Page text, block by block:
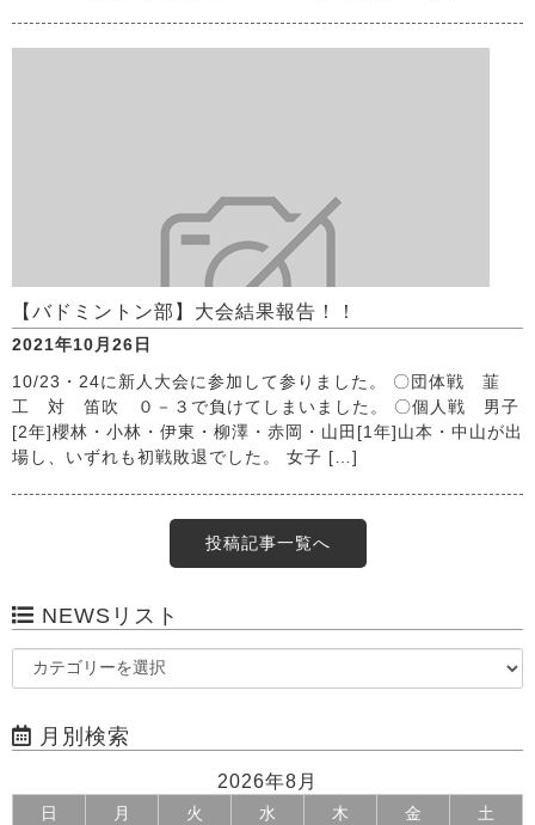
【バドミントン部】大会結果報告！！
2021年10月26日
10/23・24に新人大会に参加して参りました。 〇団体戦 韮
工 対 笛吹 ０－３で負けてしまいました。 〇個人戦 男子
[2年]櫻林・小林・伊東・柳澤・赤岡・山田[1年]山本・中山が出
場し、いずれも初戦敗退でした。 女子 […]
投稿記事一覧へ
NEWSリスト
月別検索
2026年8月
日 月 火 水 木 金 土